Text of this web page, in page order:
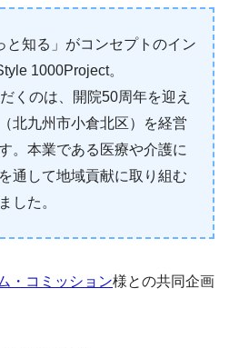
と知る」がコンセプトのイン
1000Project。
くのは、開院50周年を迎え
北九州市小倉北区）を経営
。本業である医療や介護に
通して地域貢献に取り組む
した。
・コミッション様との共同企画